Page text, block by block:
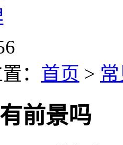
： 首页 >
前景吗